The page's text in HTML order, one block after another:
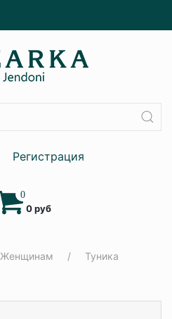
Регистрация
0
0 руб
Женщинам Туника